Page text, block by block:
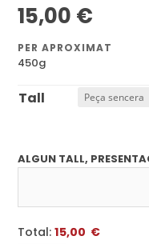
15,00 €
PER APROXIMAT
450g
Tall
ALGUN TALL,
Total:15,00 €